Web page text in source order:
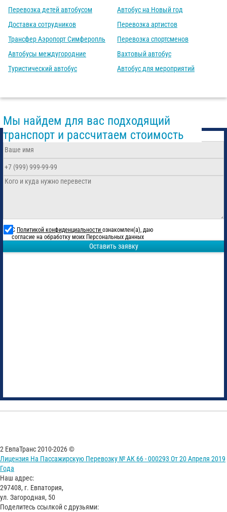
Перевозка детей автобусом
Доставка сотрудников
Трансфер Аэропорт Симферопль
Автобусы междугородние
Туристический автобус
Автобус на Новый год
Перевозка артистов
Перевозка спортсменов
Вахтовый автобус
Автобус для мероприятий
Мы найдем для вас подходящий
транспорт и рассчитаем стоимость
С Политикой конфиденциальности ознакомлен(а), даю
согласие на обработку моих Персональных данных
Оставить заявку
2 ЕвпаТранс 2010-2026 ©
Лицензия На Пассажирскую Перевозку № АК 66 - 000293 От 20 Апреля 2019
Года
Наш адрес:
297408, г. Евпатория,
ул. Загородная, 50
Поделитесь ссылкой с друзьями: